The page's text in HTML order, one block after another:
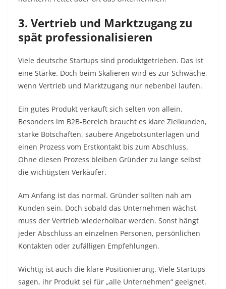
3. Vertrieb und Marktzugang zu
spät professionalisieren
Viele deutsche Startups sind produktgetrieben. Das ist
eine Stärke. Doch beim Skalieren wird es zur Schwäche,
wenn Vertrieb und Marktzugang nur nebenbei laufen.
Ein gutes Produkt verkauft sich selten von allein.
Besonders im B2B-Bereich braucht es klare Zielkunden,
starke Botschaften, saubere Angebotsunterlagen und
einen Prozess vom Erstkontakt bis zum Abschluss.
Ohne diesen Prozess bleiben Gründer zu lange selbst
die wichtigsten Verkäufer.
Am Anfang ist das normal. Gründer sollten nah am
Kunden sein. Doch sobald das Unternehmen wächst,
muss der Vertrieb wiederholbar werden. Sonst hängt
jeder Abschluss an einzelnen Personen, persönlichen
Kontakten oder zufälligen Empfehlungen.
Wichtig ist auch die klare Positionierung. Viele Startups
sagen, ihr Produkt sei für „alle Unternehmen“ geeignet.